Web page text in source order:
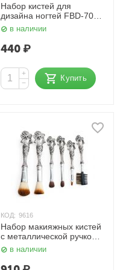
Набор кистей для
дизайна ногтей FBD-707
ZOв наличии
440₽
+
−
Купить
КОД: 9616
Набор макияжных кистей
с металлической ручкой
Kristaller
в наличии